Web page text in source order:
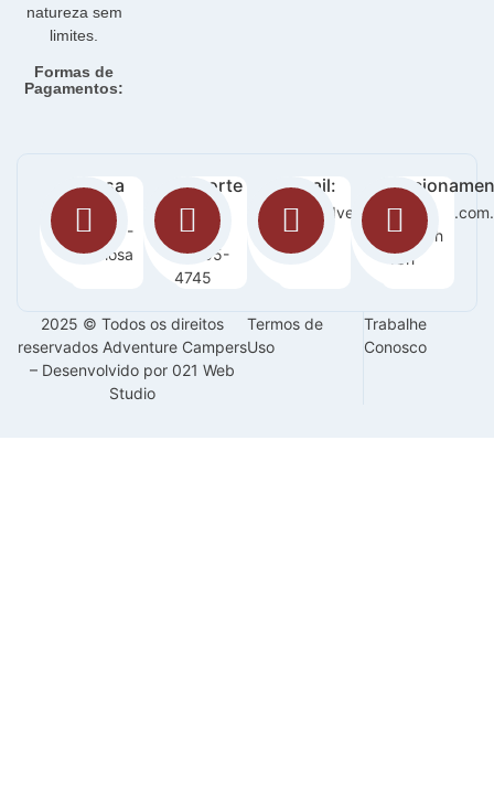
natureza sem
limites.
Formas de
Pagamentos:
Nossa
loja:
Orla 14 -
Graciosa
Suporte
:
63
99255-
4745
E-mail:
Seg -
Sab / 8h
-18h
2025 © Todos os direitos
reservados Adventure Campers
– Desenvolvido por 021 Web
Studio
Termos de
Uso
Trabalhe
Conosco